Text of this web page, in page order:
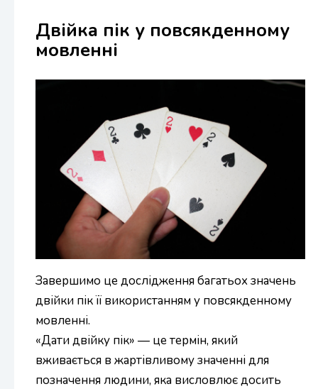
Двійка пік у повсякденному
мовленні
Завершимо це дослідження багатьох значень
двійки пік її використанням у повсякденному
мовленні.
«Дати двійку пік» — це термін, який
вживається в жартівливому значенні для
позначення людини, яка висловлює досить